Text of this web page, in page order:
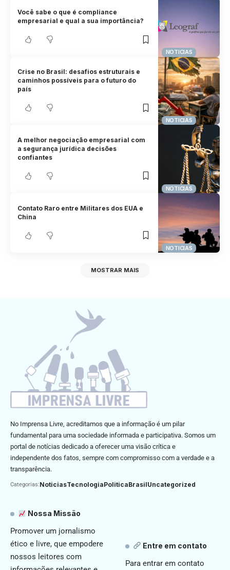
NOTICIAS
Você sabe o que é compliance
empresarial e qual a sua importância?
NOTICIAS
Crise no Brasil: desafios estruturais e
caminhos possíveis para o futuro do
país
NOTICIAS
A melhor negociação empresarial com
a segurança jurídica decisões
confiantes
NOTICIAS
Contato Raro entre Militares dos EUA e
China
MOSTRAR MAIS
No Imprensa Livre, acreditamos que a informação é um pilar
fundamental para uma sociedade informada e participativa. Somos um
portal de notícias dedicado a oferecer uma visão crítica e
independente dos fatos, sempre com compromisso com a verdade e a
transparência.
Categorias:NoticiasTecnologiaPoliticaBrasilUncategorized
Nossa Missão
Promover um jornalismo
ético e livre, que empodere
nossos leitores com
Entre em contato
Para entrar em contato